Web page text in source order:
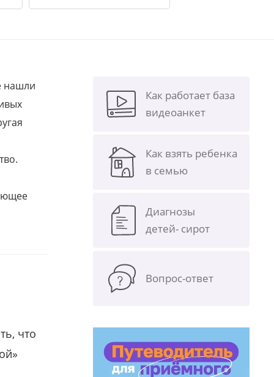
нашли
что
Как работает база
видеоанкет
Как взять ребенка
в семью
Диагнозы
детей- сирот
Вопрос-ответ